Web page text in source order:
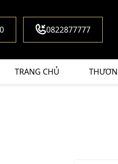
0822877777
TRANG CHỦ